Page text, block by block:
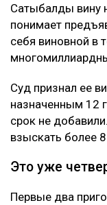
Сатыбалды вину
понимает
себя виновной в
Суд признал ее
назначенным 12
срок не
взыскать более
Это уже
Первые два